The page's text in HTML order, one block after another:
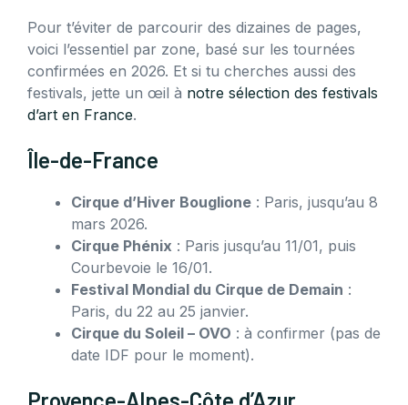
Pour t’éviter de parcourir des dizaines de pages,
voici l’essentiel par zone, basé sur les tournées
confirmées en 2026. Et si tu cherches aussi des
festivals, jette un œil à notre sélection des festivals
d’art en France.
Île-de-France
Cirque d’Hiver Bouglione : Paris, jusqu’au 8
mars 2026.
Cirque Phénix : Paris jusqu’au 11/01, puis
Courbevoie le 16/01.
Festival Mondial du Cirque de Demain :
Paris, du 22 au 25 janvier.
Cirque du Soleil – OVO : à confirmer (pas de
date IDF pour le moment).